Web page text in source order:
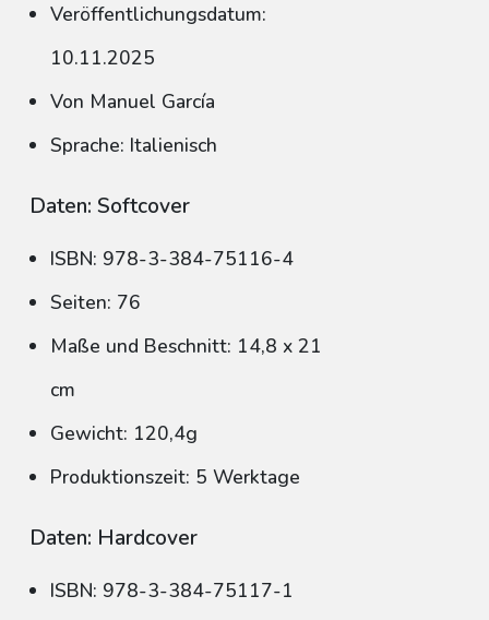
Veröffentlichungsdatum:
10.11.2025
Von Manuel García
Sprache: Italienisch
Daten: Softcover
ISBN: 978-3-384-75116-4
Seiten: 76
Maße und Beschnitt: 14,8 x 21
cm
Gewicht: 120,4g
Produktionszeit: 5 Werktage
Daten: Hardcover
ISBN: 978-3-384-75117-1